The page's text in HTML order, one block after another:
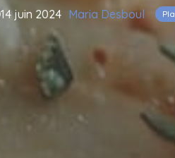
14 juin 2024 Maria Desboul